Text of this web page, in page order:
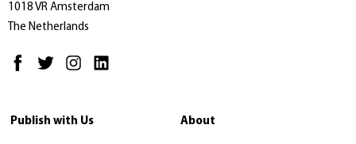
1018 VR Amsterdam
The Netherlands
Publish with Us About